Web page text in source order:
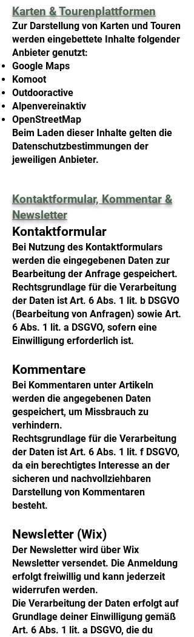
Karten & Tourenplattformen
Zur Darstellung von Karten und Touren
werden eingebettete Inhalte folgender
Anbieter genutzt:
Google Maps
Komoot
Outdooractive
Alpenvereinaktiv
OpenStreetMap
Beim Laden dieser Inhalte gelten die
Datenschutzbestimmungen der
jeweiligen Anbieter.
Kontaktformular, Kommentar &
Newsletter
Kontaktformular
Bei Nutzung des Kontaktformulars
werden die eingegebenen Daten zur
Bearbeitung der Anfrage gespeichert.
Rechtsgrundlage für die Verarbeitung
der Daten ist Art. 6 Abs. 1 lit. b DSGVO
(Bearbeitung von Anfragen) sowie Art.
6 Abs. 1 lit. a DSGVO, sofern eine
Einwilligung erforderlich ist.
Kommentare
Bei Kommentaren unter Artikeln
werden die angegebenen Daten
gespeichert, um Missbrauch zu
verhindern.
Rechtsgrundlage für die Verarbeitung
der Daten ist Art. 6 Abs. 1 lit. f DSGVO,
da ein berechtigtes Interesse an der
sicheren und nachvollziehbaren
Darstellung von Kommentaren
besteht.
Newsletter (Wix)
Der Newsletter wird über Wix
Newsletter versendet. Die Anmeldung
erfolgt freiwillig und kann jederzeit
widerrufen werden.
Die Verarbeitung der Daten erfolgt auf
Grundlage deiner Einwilligung gemäß
Art. 6 Abs. 1 lit. a DSGVO, die du